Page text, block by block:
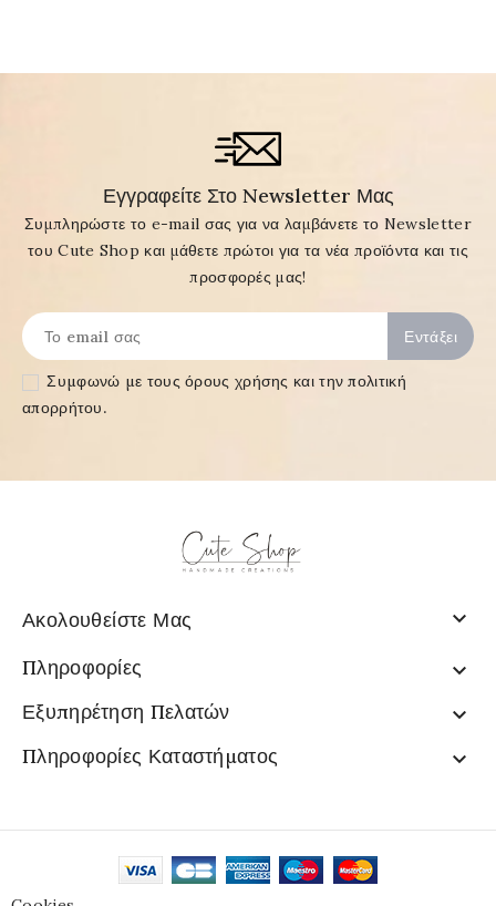
Εγγραφείτε Στο Newsletter Μας
Συμπληρώστε το e-mail σας για να λαμβάνετε το Newsletter
του Cute Shop και μάθετε πρώτοι για τα νέα προϊόντα και τις
προσφορές μας!
Συμφωνώ με τουςόρους χρήσης και την πολιτική
απορρήτου.
Ακολουθείστε Μας 
Πληροφορίες 
Εξυπηρέτηση Πελατών 
Πληροφορίες Καταστήματος 